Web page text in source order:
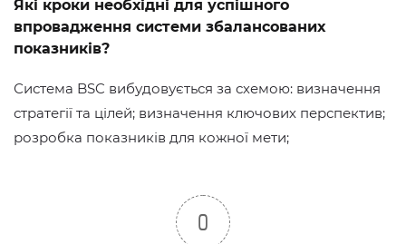
Які кроки необхідні для успішного
впровадження системи збалансованих
показників?
Система BSC вибудовується за схемою: визначення
стратегії та цілей; визначення ключових перспектив;
розробка показників для кожної мети;
0